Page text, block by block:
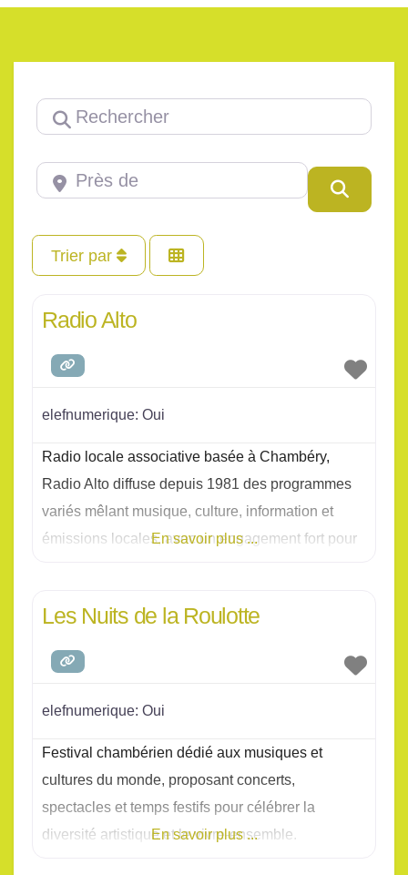
Rechercher
Près de
Trier par
Radio Alto
elefnumerique: Oui
Radio locale associative basée à Chambéry,
Radio Alto diffuse depuis 1981 des programmes
variés mêlant musique, culture, information et
émissions locales, avec un engagement fort pour
En savoir plus ...
Les Nuits de la Roulotte
elefnumerique: Oui
Festival chambérien dédié aux musiques et
cultures du monde, proposant concerts,
spectacles et temps festifs pour célébrer la
diversité artistique et le vivre-ensemble.
En savoir plus ...